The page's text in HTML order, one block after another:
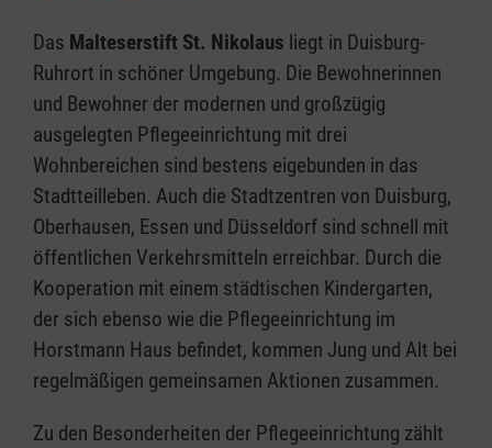
Das Malteserstift St. Nikolaus liegt in Duisburg-
Ruhrort in schöner Umgebung. Die Bewohnerinnen
und Bewohner der modernen und großzügig
ausgelegten Pflegeeinrichtung mit drei
Wohnbereichen sind bestens eigebunden in das
Stadtteilleben. Auch die Stadtzentren von Duisburg,
Oberhausen, Essen und Düsseldorf sind schnell mit
öffentlichen Verkehrsmitteln erreichbar. Durch die
Kooperation mit einem städtischen Kindergarten,
der sich ebenso wie die Pflegeeinrichtung im
Horstmann Haus befindet, kommen Jung und Alt bei
regelmäßigen gemeinsamen Aktionen zusammen.
Zu den Besonderheiten der Pflegeeinrichtung zählt